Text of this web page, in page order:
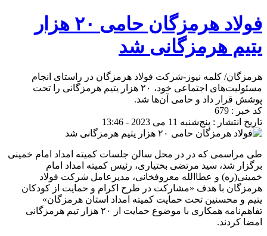
فولاد هرمزگان حامی ۲۰ هزار
یتیم هرمزگانی شد
هرمزگان/ کلمه نیوز-شرکت فولاد هرمزگان در راستای انجام
مسئولیت‌های اجتماعی خود، ۲۰ هزار یتیم هرمزگانی را تحت
پوشش قرار داد و حامی آن‌ها شد.
کد خبر : 679
تاریخ انتشار : پنج‌شنبه 11 می 2023 - 13:46
طی مراسمی که در در محل سالن جلسات کمیته امداد امام خمینی
برگزار شد، سید مرتضی بختیاری، رئیس کمیته امداد امام
خمینی(ره) و عطاالله معروفخانی، مدیرعامل شرکت فولاد
هرمزگان با هدف «مشارکت در طرح اکرام و حمایت از کودکان
یتیم و محسنین تحت حمایت کمیته امداد استان هرمزگان»
تفاهم‌نامه همکاری با موضوع حمایت از ۲۰ هزار تیم هرمزگانی
امضا کردند.